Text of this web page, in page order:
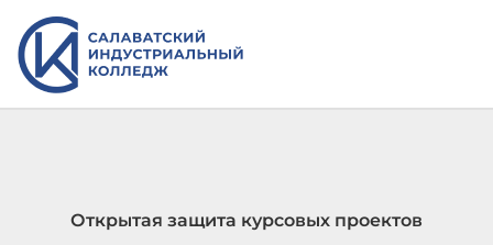
Перейти
содержимому
Открытая защита курсовых проектов